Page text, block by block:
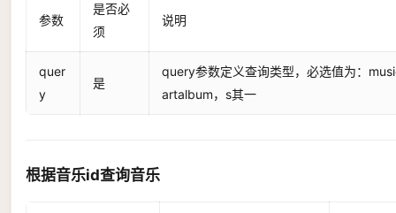
参数
是否必
须
说明
quer
y
是
query参数定义查询类型，必选值为：
artalbum，s其一
根据音乐id查询音乐